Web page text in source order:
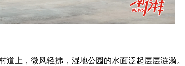
上，微风轻拂，湿地公园的水面泛起层层涟漪。